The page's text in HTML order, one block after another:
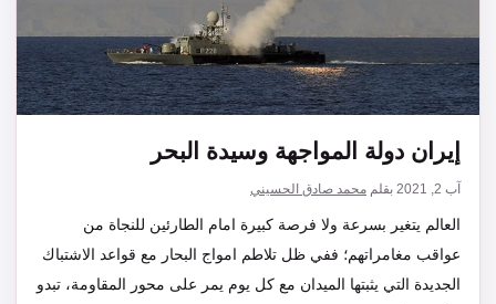
إيران دولة المواجهة وسيدة البحر
آب 2, 2021 بقلم محمد صادق الحسيني
العالم يتغير بسرعة ولا فرصة كبيرة امام الطارئين للنجاة من
عواقب مغامراتهم؛ ففي ظل تلاطم امواج البحار مع قواعد الاشتباك
الجديدة التي يثبتها الميدان مع كل يوم يمر على محور المقاومة، تبدو